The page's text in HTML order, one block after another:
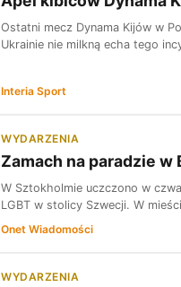
Ostatni mecz Dynama Kijów w
Ukrainie nie milkną echa tego
Interia Sport
WYDARZENIA
Zamach na paradzie
W Sztokholmie uczczono w
LGBT w stolicy Szwecji. W
Onet Wiadomości
WYDARZENIA